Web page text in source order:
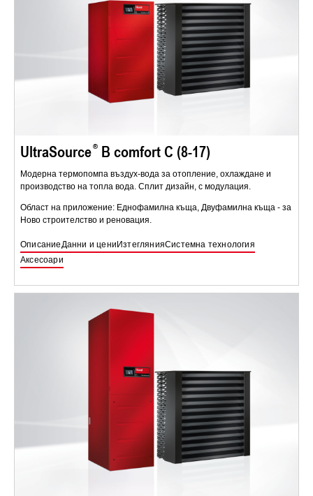
UltraSource B comfort C (8-17)
Модерна термопомпа въздух-вода за отопление, охлаждане и
производство на топла вода. Сплит дизайн, с модулация.
Област на приложение: Еднофамилна къща, Двуфамилна къща - за
Ново строителство и реновация.
ОписаниеДанни и цени ИзтеглянияСистемна технология
Аксесоари